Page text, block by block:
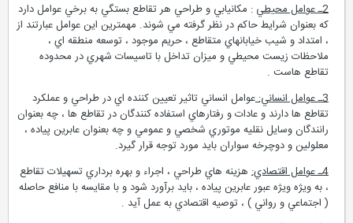
: مكانيابي و طراحي هر تقاطع بستگي به برخي عوامل دارد
كه بعنوان شرايط حاكم در نظر گرفته مي شوند. مهمترين اين عوامل عبارتند از
، امتداد و شيب خيابانهاي متقاطع ، حريم موجود ، توسعه منطقه اي ،
ملاحظات زيست محيطي و ميزان تداخل با تاسيسات شهري در محدوده
تقاطع هاست .
عوامل انساني تاثير تعيين كننده اي در طراحي و عملكرد
تقاطع ها دارند و عادات و رفتارهاي استفاده كنندگان در تقاطع ها ، چه بعنوان
رانندگان وسايل نقليه موتوري شخصي و عمومي و چه بعنوان عابرين پياده ،
معلولين و دوچرخه سواران بايد مورد توجه قرار گيرد.
هزينه هاي طراحي ، اجراء و بهره برداري تسهيلات تقاطع
، به ويژه ويژه عبور عابرين پياده ، بايد برآورد شود و با مقايسه با منافع حاصله
( اجتماعي و رواني ) ، توصيه اقتصادي به عمل آيد .